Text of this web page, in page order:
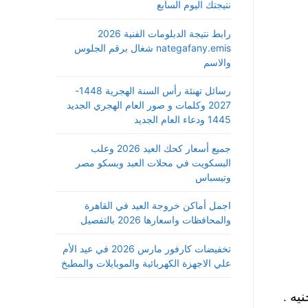
نتيجتك اليوم السابع
رابط نتيجة الدبلومات الفنية 2026
nategafany.emis شغال برقم الجلوس
والاسم
رسائل تهنئة رأس السنة الهجرية 1448-
2027 وكلمات و صور العام الهجري الجديد
1445 ودعاء العام الجديد
جميع أسعار كحك العيد 2026 وعلب
البسكويت في محلات العبد وبسكو مصر
وتيسباس
اجمل أماكن خروجة العيد في القاهرة
والمحافظات واسعارها 2026 بالتفصيل
تخفيضات كارفور مارس 2026 في عيد الأم
علي الاجهزة الكهربائية والموبايلات والمطبخ